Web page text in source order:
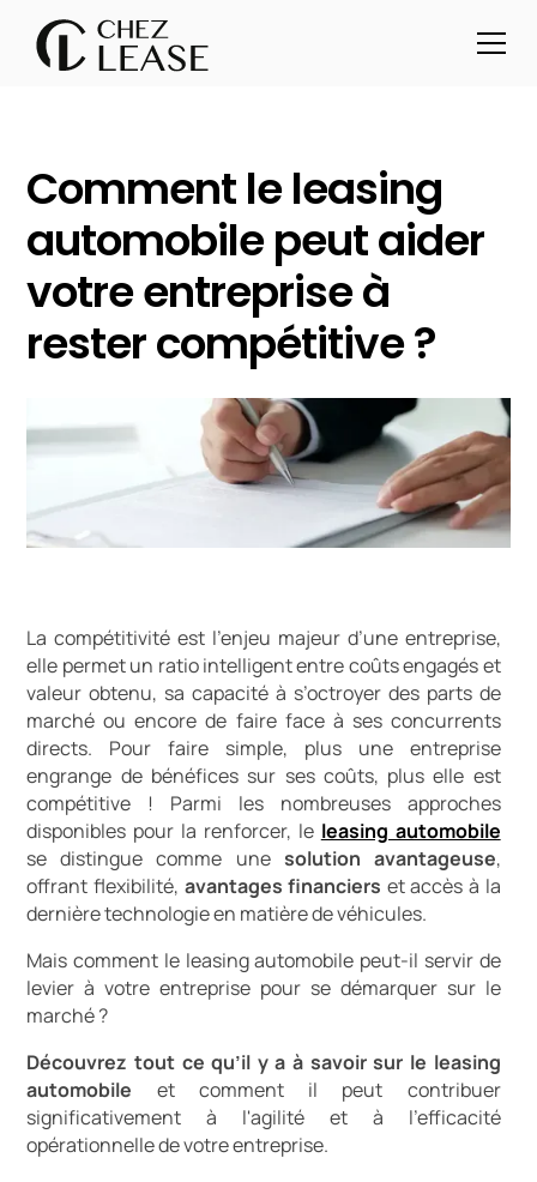
Comment le leasing
automobile peut aider
votre entreprise à
rester compétitive ?
La compétitivité est l’enjeu majeur d’une entreprise,
elle permet un ratio intelligent entre coûts engagés et
valeur obtenu, sa capacité à s’octroyer des parts de
marché ou encore de faire face à ses concurrents
directs. Pour faire simple, plus une entreprise
engrange de bénéfices sur ses coûts, plus elle est
compétitive ! Parmi les nombreuses approches
disponibles pour la renforcer, le leasing automobile
se distingue comme une solution avantageuse,
offrant flexibilité, avantages financiers et accès à la
dernière technologie en matière de véhicules.
Mais comment le leasing automobile peut-il servir de
levier à votre entreprise pour se démarquer sur le
marché ?
Découvrez tout ce qu’il y a à savoir sur le leasing
automobile et comment il peut contribuer
significativement à l'agilité et à l'efficacité
opérationnelle de votre entreprise.